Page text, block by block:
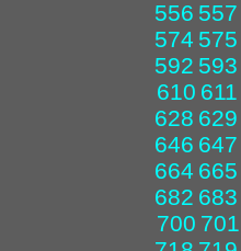
556 557
574 575
592 593
610 611
628 629
646 647
664 665
682 683
700 701